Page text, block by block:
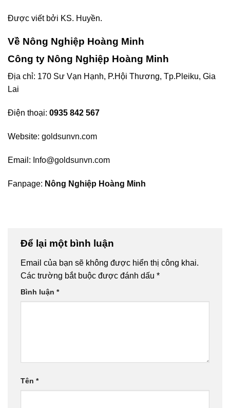
Được viết bởi KS. Huyền.
Về Nông Nghiệp Hoàng Minh
Công ty Nông Nghiệp Hoàng Minh
Địa chỉ: 170 Sư Vạn Hạnh, P.Hội Thương, Tp.Pleiku, Gia
Lai
Điện thoại: 0935 842 567
Website: goldsunvn.com
Email: Info@goldsunvn.com
Fanpage: Nông Nghiệp Hoàng Minh
Để lại một bình luận
Email của bạn sẽ không được hiển thị công khai.
Các trường bắt buộc được đánh dấu *
Bình luận *
Tên *